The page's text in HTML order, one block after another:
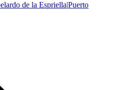
de la Espriella|Puerto